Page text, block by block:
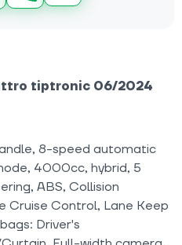
tiptronic 06/2024
8-speed automatic
4000cc, hybrid, 5
ABS, Collision
Cruise Control, Lane Keep
Driver's